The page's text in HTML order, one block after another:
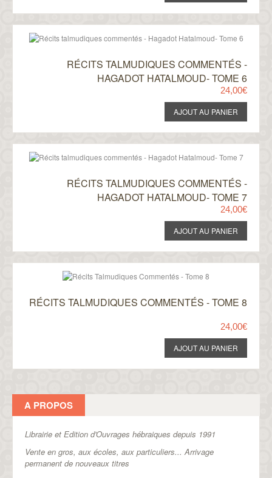
RÉCITS TALMUDIQUES COMMENTÉS -
HAGADOT HATALMOUD- TOME 6
24,00€
RÉCITS TALMUDIQUES COMMENTÉS -
HAGADOT HATALMOUD- TOME 7
24,00€
RÉCITS TALMUDIQUES COMMENTÉS - TOME 8
24,00€
A PROPOS
Librairie et Edition d'Ouvrages hébraiques depuis 1991
Vente en gros, aux écoles, aux particuliers...Arrivage
permanent de nouveaux titres